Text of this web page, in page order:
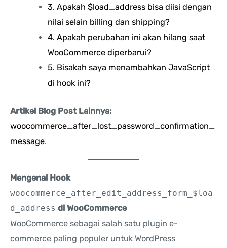
3. Apakah $load_address bisa diisi dengan
nilai selain billing dan shipping?
4. Apakah perubahan ini akan hilang saat
WooCommerce diperbarui?
5. Bisakah saya menambahkan JavaScript
di hook ini?
Artikel Blog Post Lainnya:
woocommerce_after_lost_password_confirmation_
message.
Mengenal Hook
woocommerce_after_edit_address_form_$loa
d_address di WooCommerce
WooCommerce sebagai salah satu plugin e-
commerce paling populer untuk WordPress